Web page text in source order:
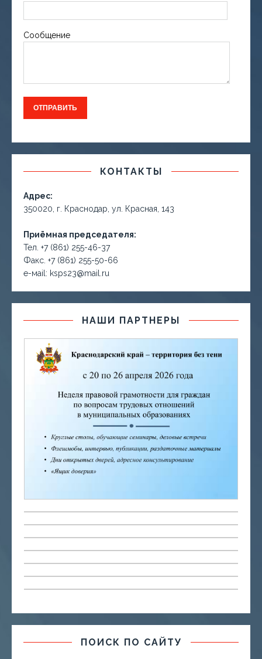
Сообщение
КОНТАКТЫ
Адрес:
350020, г. Краснодар, ул. Красная, 143
Приёмная председателя:
Тел. +7 (861) 255-46-37
Факс. +7 (861) 255-50-66
е-маil: ksps23@mail.ru
НАШИ ПАРТНЕРЫ
ПОИСК ПО САЙТУ